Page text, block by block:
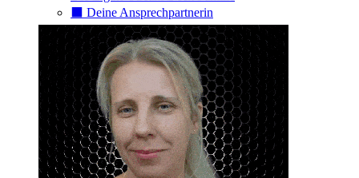
⬛️ Deine Ansprechpartnerin